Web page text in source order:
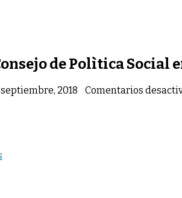
de Polìtica Social
septiembre, 2018 Comentarios